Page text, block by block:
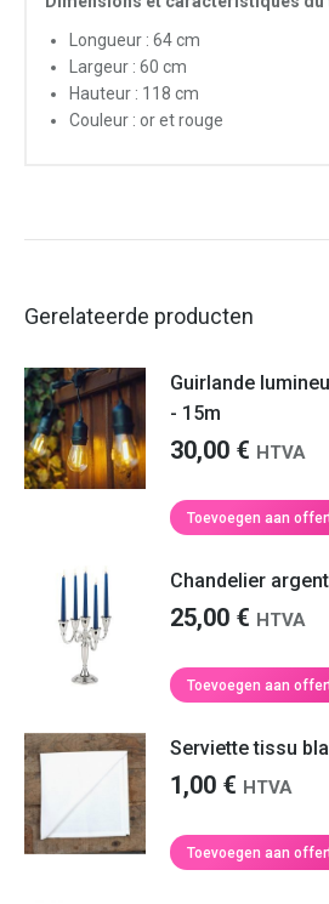
Longueur : 64 cm
Largeur : 60 cm
Hauteur : 118 cm
Couleur : or et rouge
Gerelateerde producten
Guirlande
- 15m
30,00 € HTVA
Toevoegen aan
Chandelier
25,00 € HTVA
Toevoegen aan
Serviette tissu
1,00 € HTVA
Toevoegen aan